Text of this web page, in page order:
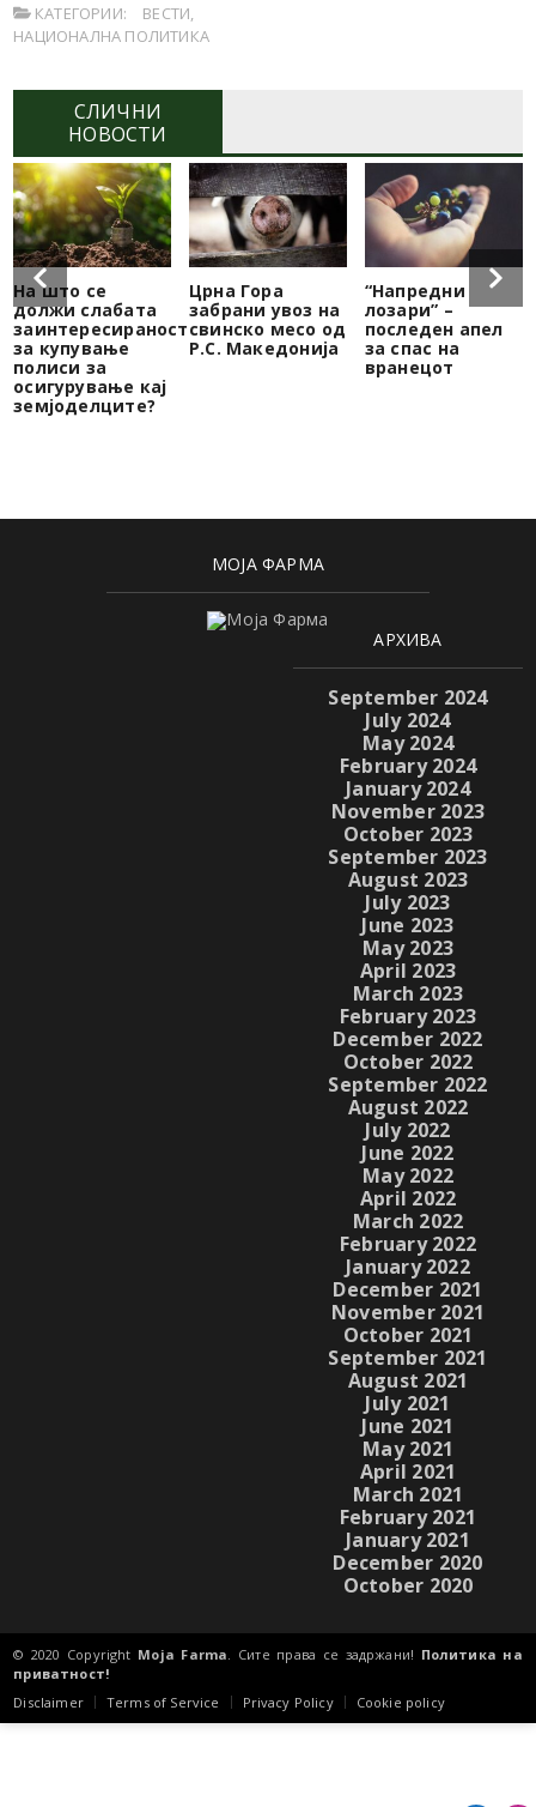
КАТЕГОРИИ: ВЕСТИ,
НАЦИОНАЛНА ПОЛИТИКА
СЛИЧНИ
НОВОСТИ
На што се
должи слабата
заинтересираност
за купување
полиси за
осигурување кај
земјоделците?
Црна Гора
забрани увоз на
свинско месо од
Р.С. Македонија
“Напредни
лозари” –
последен апел
за спас на
вранецот
МОЈА ФАРМА
АРХИВА
September 2024
July 2024
May 2024
February 2024
January 2024
November 2023
October 2023
September 2023
August 2023
July 2023
June 2023
May 2023
April 2023
March 2023
February 2023
December 2022
October 2022
September 2022
August 2022
July 2022
June 2022
May 2022
April 2022
March 2022
February 2022
January 2022
December 2021
November 2021
October 2021
September 2021
August 2021
July 2021
June 2021
May 2021
April 2021
March 2021
February 2021
January 2021
December 2020
October 2020
© 2020 Copyright Moja Farma . Сите права се задржани! Политика на
приватност!
Disclaimer
Terms of Service Privacy Policy Cookie policy